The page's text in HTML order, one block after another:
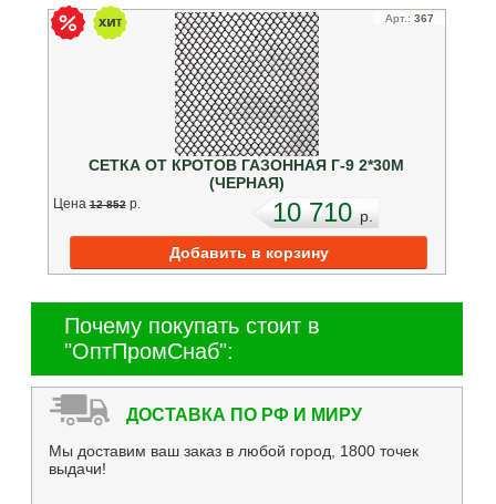
Арт.: 367
СЕТКА ОТ КРОТОВ ГАЗОННАЯ Г-9 2*30М
(ЧЕРНАЯ)
Цена 12 852 p. 10 710p.
Почему покупать стоит в
"ОптПромСнаб":
ДОСТАВКА ПО РФ И МИРУ
Мы доставим ваш заказ в любой город, 1800 точек
выдачи!